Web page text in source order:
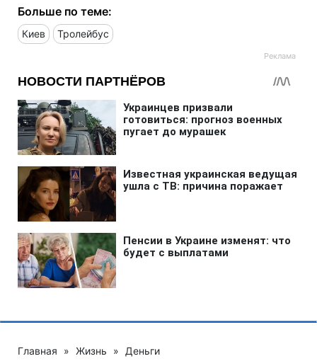
Больше по теме:
Киев Тролейбус
Главная » Жизнь » Деньги